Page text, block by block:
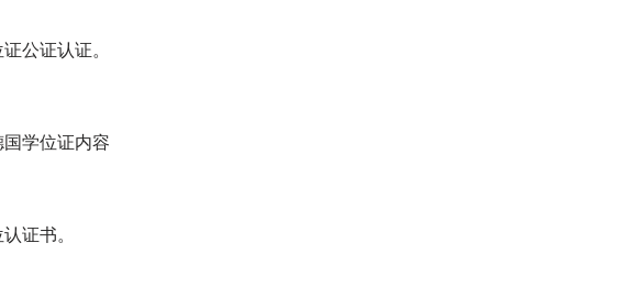
公证认证。
学位证内容
证书。